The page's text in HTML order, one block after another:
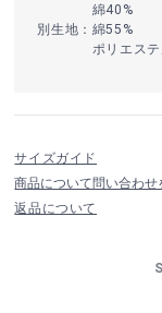
綿40%
別生地：綿55%
ポリエステ
サイズガイド
商品について問い合わせ
返品について